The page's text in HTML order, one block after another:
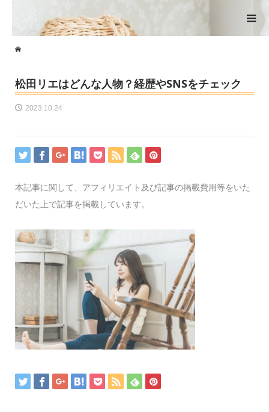
松田リエはどんな人物？経歴やSNSをチェック
2023.10.24
本記事に関して、アフィリエイト及び記事の掲載費用等をいた
だいた上で記事を掲載しています。